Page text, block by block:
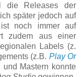
die Releases der
später jedoch auf
ist noch immer auf
zudem aus einer
Labels (z.
(z.B. Play Or
und Mastern konnte